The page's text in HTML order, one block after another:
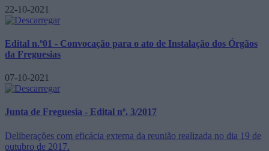
22-10-2021
Edital n.º01 - Convocação para o ato de Instalação dos Órgãos
da Freguesias
07-10-2021
Junta de Freguesia - Edital nº. 3/2017
Deliberações com eficácia externa da reunião realizada no dia 19 de
outubro de 2017.